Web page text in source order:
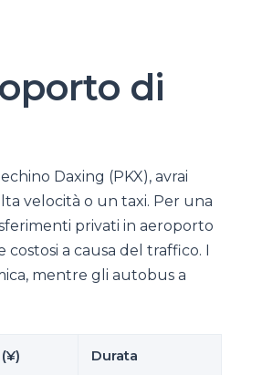
di
Daxing (PKX), avrai
velocità o un taxi. Per una
privati in aeroporto
a causa del traffico. I
mentre gli autobus a
Durata